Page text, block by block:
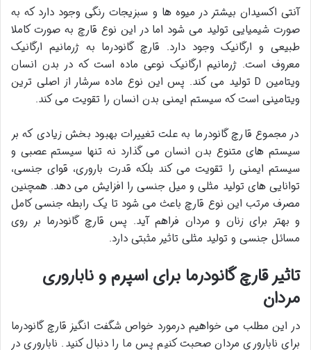
آنتی اکسیدان بیشتر در میوه ها و سبزیجات رنگی وجود دارد که به
صورت شیمیایی تولید می شود اما در این نوع قارچ به صورت کاملا
طبیعی و ارگانیک وجود دارد. قارچ گانودرما به ژرمانیم ارگانیک
معروف است. ژرمانیم ارگانیک نوعی ماده است که در بدن انسان
ویتامین D تولید می کند. پس این نوع ماده سرشار از اصلی ترین
ویتامینی است که سیستم ایمنی بدن انسان را تقویت می کند.
در مجموع قارچ گانودرما به علت تغییرات بهبود بخش زیادی که بر
سیستم های متنوع بدن انسان می گذارد نه تنها سیستم عصبی و
سیستم ایمنی را تقویت می کند بلکه قدرت باروری، قوای جنسی،
توانایی های تولید مثلی و میل جنسی را افزایش می دهد. همچنین
مصرف مرتب این نوع قارچ باعث می شود تا یک رابطه جنسی کامل
و بهتر برای زنان و مردان فراهم آید. پس قارچ گانودرما بر روی
مسائل جنسی و تولید مثلی تاثیر مثبتی دارد.
تاثیر قارچ گانودرما برای اسپرم و ناباروری
مردان
در این مطلب می خواهیم درمورد خواص شگفت انگیز قارچ گانودرما
برای ناباروری مردان صحبت کنیم پس ما را دنبال کنید. ناباروری در